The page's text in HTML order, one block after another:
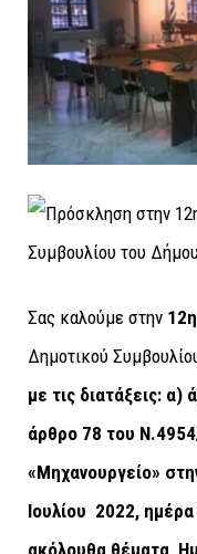
Σας καλούμε στην
Δημοτικού
με τις διατάξεις:
άρθρο 78 του
«Μηχανουργείο»
Ιουλίου 2022,
ακόλουθα θέματα